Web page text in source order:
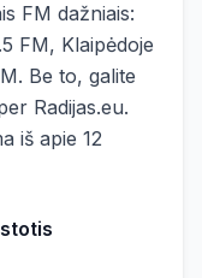
FM dažniais:
FM, Klaipėdoje
Be to, galite
Radijas.eu.
iš apie 12